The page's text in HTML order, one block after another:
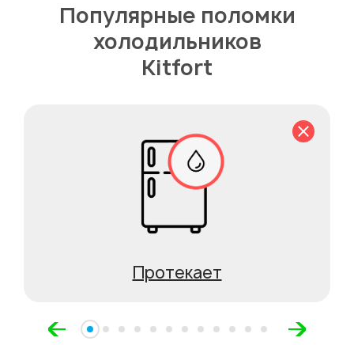
Популярные поломки
холодильников
Kitfort
Протекает